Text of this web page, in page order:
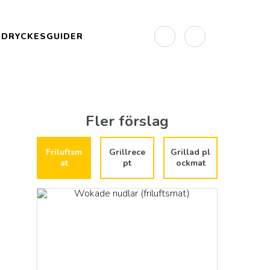
DRYCKESGUIDER
Fler förslag
Friluftsm
at
Grillrece
pt
Grillad pl
ockmat